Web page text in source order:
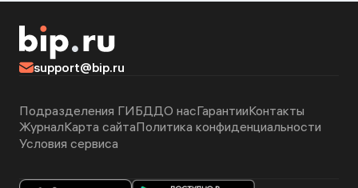
support@bip.ru
Подразделения ГИБДДО насГарантииКонтакты
ЖурналКарта сайтаПолитика конфиденциальности
Условия сервиса